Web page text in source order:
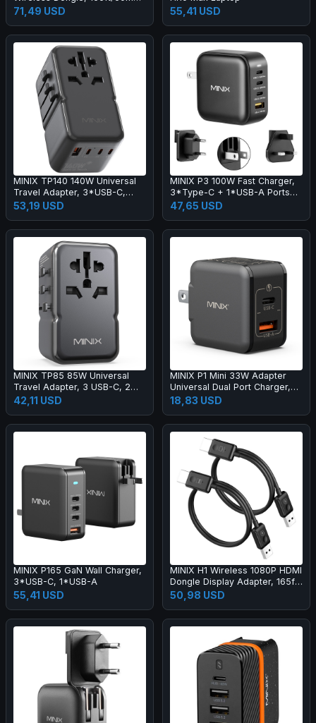
Transmission, Plug and Play,
Compatible with iPhone 15
71,49 USD 55,41 USD
MINIX TP140 140W Universal
Travel Adapter, 3*USB-C,
1*USB-A
53,19 USD
MINIX P3 100W Fast Charger,
3*Type-C + 1*USB-A Ports
for Traveling, Universal
Compatibility
47,65 USD
MINIX TP85 85W Universal
Travel Adapter, 3 USB-C, 2
USB-A
42,11 USD
MINIX P1 Mini 33W Adapter
Universal Dual Port Charger,
1*USB-A, 1*USB-C
18,83 USD
MINIX P165 GaN Wall Charger,
3*USB-C, 1*USB-A
55,41 USD
MINIX H1 Wireless 1080P HDMI
Dongle Display Adapter, 165ft
Transmission
50,98 USD